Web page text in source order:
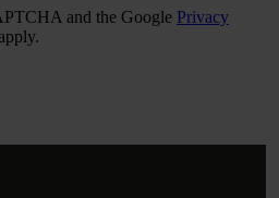
and the Google Privacy